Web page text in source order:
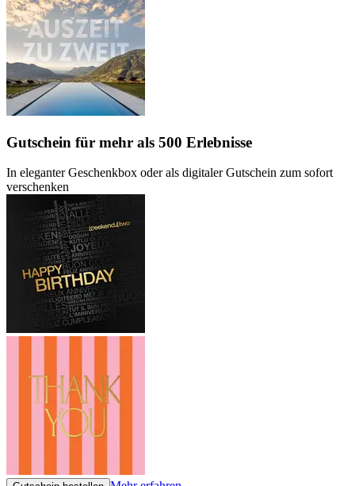
Gutschein für mehr als 500 Erlebnisse
In eleganter Geschenkbox oder als digitaler Gutschein zum sofort
verschenken